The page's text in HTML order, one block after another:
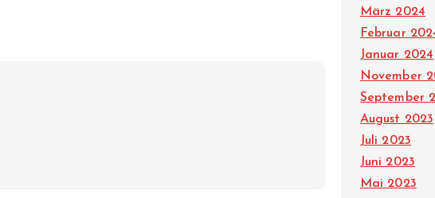
März 2024
Februar
Januar 2024
November
September
August 2023
Juli 2023
Juni 2023
Mai 2023